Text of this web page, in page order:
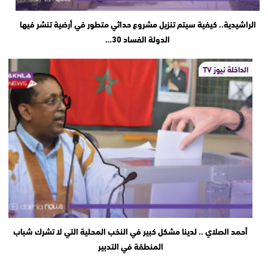
الراشيدية.. كيفية سيتم تنزيل مشروع حداثي متطور في أرضية تنشر فيها
الدولة الفساد 30…
الداخلة نيوز TV
أحمد الصلاي .. لدينا مشكل كبير في النخب المحلية التي لا تشرك شباب
المنطقة في التدبير